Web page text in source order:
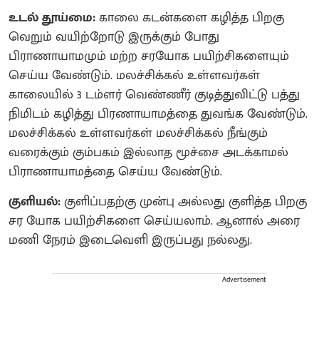
உடல் தூய்மை:காலை கடன்களை கழித்த பிறகு
வெறும் வயிற்றோடு இருக்கும் போது
பிராணாயாமமும் மற்ற சரயோக பயிற்சிகளையும்
செய்ய வேண்டும். மலச்சிக்கல் உள்ளவர்கள்
காலையில் 3 டம்ளர் வெண்ணீர் குடித்துவிட்டு பத்து
நிமிடம் கழித்து பிரணாயாமத்தை துவங்க வேண்டும்.
மலச்சிக்கல் உள்ளவர்கள் மலச்சிக்கல் நீங்கும்
வரைக்கும் கும்பகம் இல்லாத மூச்சை அடக்காமல்
பிராணாயாமத்தை செய்ய வேண்டும்.
குளியல்:குளிப்பதற்கு முன்பு அல்லது குளித்த பிறகு
சர யோக பயிற்சிகளை செய்யலாம். ஆனால் அரை
மணி நேரம் இடைவெளி இருப்பது நல்லது.
Advertisement